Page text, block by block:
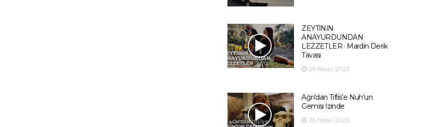
ZEYTİNİN
ANAYURDUNDAN
LEZZETLER · Mardin Derik
Tavası
26 Nisan 2023
Ağrı’dan Tiflis’e Nuh’un
Gemisi İzinde
26 Nisan 2023